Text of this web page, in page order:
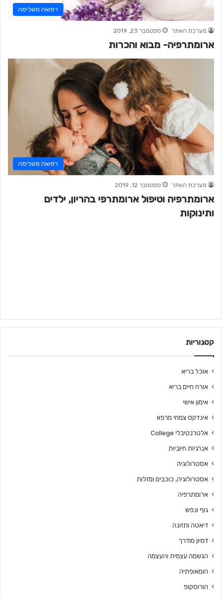
רפואה משלימה
מערכת האתר ספטמבר 23, 2019
ארומתרפיה- מבוא והכרות
רפואה משלימה
מערכת האתר ספטמבר 12, 2019
ארומתרפיה וטיפול ארומתרפי בהריון, ילדים
ותינוקות
קטגוריות
אוכל בריא
אורח חיים בריא
אימון אישי
אינדקס צמחי מרפא
אלטרנטיבלי College
אנרגיות חיוביות
אסטרולוגיה
אסטרולוגיה, כוכבים ומזלות
ארומתרפיה
גוף ונפש
דיאטה ותזונה
דמיון מודרך
הגשמה עצמית והעצמה
הומאופתיה
הורוסקופ